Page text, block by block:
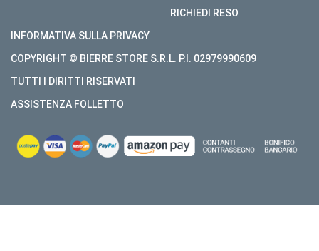
RICHIEDI RESO
INFORMATIVA SULLA PRIVACY
COPYRIGHT © BIERRE STORE S.R.L. P.I. 02979990609
TUTTI I DIRITTI RISERVATI
ASSISTENZA FOLLETTO